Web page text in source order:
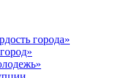
города»